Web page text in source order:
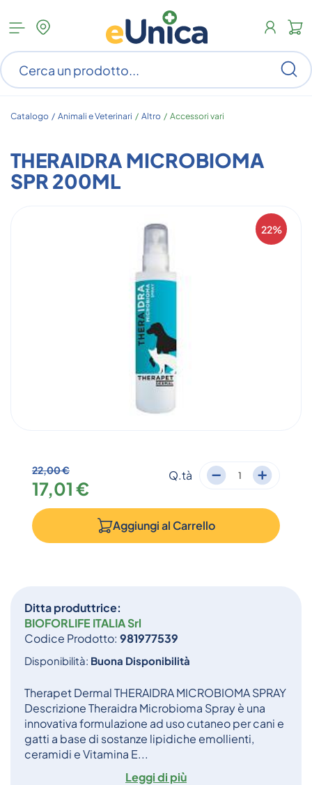
Apri
menu
categorie
Catalogo / Animali e Veterinari / Altro / Accessori vari
THERAIDRA MICROBIOMA
SPR 200ML
22%
Ditta produttrice:
BIOFORLIFE ITALIA Srl
Codice Prodotto: 981977539
Disponibilità: Buona Disponibilità
Therapet Dermal THERAIDRA MICROBIOMA SPRAY
Descrizione Theraidra Microbioma Spray è una
innovativa formulazione ad uso cutaneo per cani e
gatti a base di sostanze lipidiche emollienti,
ceramidi e Vitamina E...
Leggi di più
22,00 €
17,01 €
Q.tà
Aggiungi al Carrello